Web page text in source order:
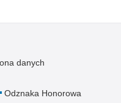
danych
Odznaka Honorowa